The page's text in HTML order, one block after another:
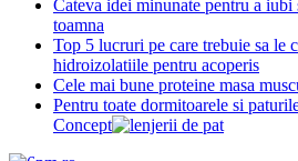
Cateva idei minunate pentru a
toamna
Top 5 lucruri pe care trebuie sa le
hidroizolatiile pentru acoperis
Cele mai bune proteine masa
Pentru toate dormitoarele si
Concept